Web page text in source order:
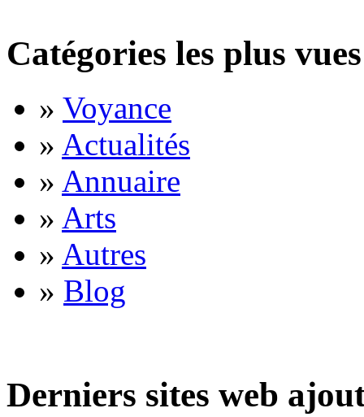
Catégories les plus vues
» Voyance
» Actualités
» Annuaire
» Arts
» Autres
» Blog
Derniers sites web